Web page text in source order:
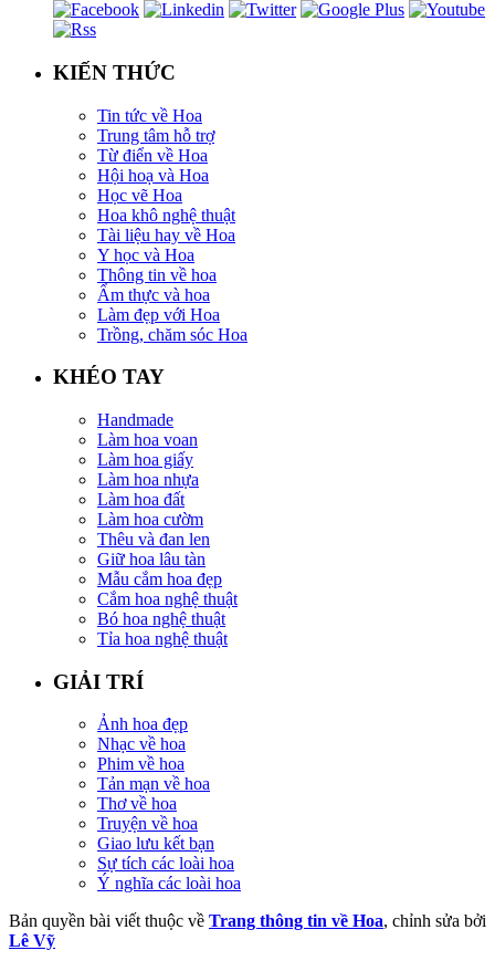
KIẾN THỨC
Tin tức về Hoa
Trung tâm hỗ trợ
Từ điển về Hoa
Hội hoạ và Hoa
Học vẽ Hoa
Hoa khô nghệ thuật
Tài liệu hay về Hoa
Y học và Hoa
Thông tin về hoa
Ẩm thực và hoa
Làm đẹp với Hoa
Trồng, chăm sóc Hoa
KHÉO TAY
Handmade
Làm hoa voan
Làm hoa giấy
Làm hoa nhựa
Làm hoa đất
Làm hoa cườm
Thêu và đan len
Giữ hoa lâu tàn
Mẫu cắm hoa đẹp
Cắm hoa nghệ thuật
Bó hoa nghệ thuật
Tỉa hoa nghệ thuật
GIẢI TRÍ
Ảnh hoa đẹp
Nhạc về hoa
Phim về hoa
Tản mạn về hoa
Thơ về hoa
Truyện về hoa
Giao lưu kết bạn
Sự tích các loài hoa
Ý nghĩa các loài hoa
Bản quyền bài viết thuộc về Trang thông tin về Hoa, chỉnh sửa bởi
Lê Vỹ